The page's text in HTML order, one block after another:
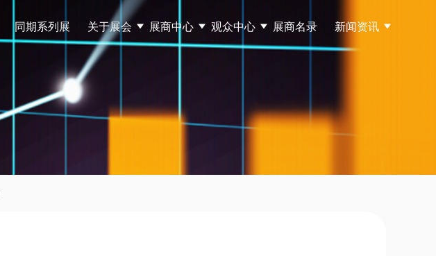
同期系列展 关于展会 展商中心 观众中心 展商名录 新闻资讯